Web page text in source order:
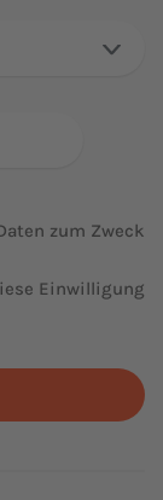
zum Zweck
Einwilligung